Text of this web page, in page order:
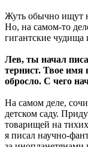
Жуть обычно ищут
Но, на самом-то
гигантские чудища
Лев, ты начал
тернист. Твое имя
обросло. С чего
На самом деле,
детском саду.
товарищей на
я писал научно-